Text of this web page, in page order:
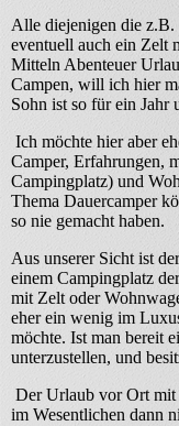
Alle diejenigen die z.B.
eventuell auch ein Zelt
Mitteln Abenteuer
Campen, will ich hier
Sohn ist so für ein Jahr
Ich möchte hier aber
Camper, Erfahrungen,
Campingplatz) und
Thema Dauercamper
so nie gemacht haben.
Aus unserer Sicht ist
einem Campingplatz
mit Zelt oder
eher ein wenig im
möchte. Ist man bereit
unterzustellen, und
Der Urlaub vor Ort mit
im Wesentlichen dann